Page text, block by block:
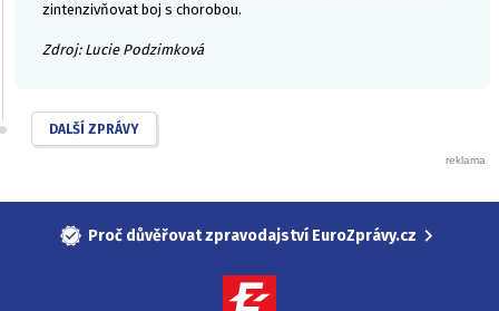
zintenzivňovat boj s chorobou.
Zdroj: Lucie Podzimková
DALŠÍ ZPRÁVY
Proč důvěřovat zpravodajství EuroZprávy.cz